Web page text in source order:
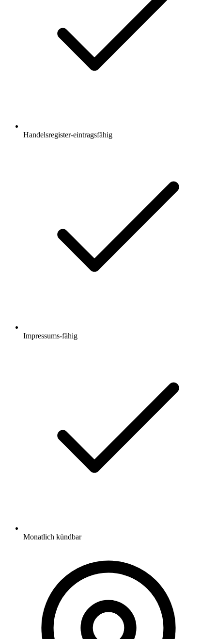
Handelsregister-eintragsfähig
Impressums-fähig
Monatlich kündbar